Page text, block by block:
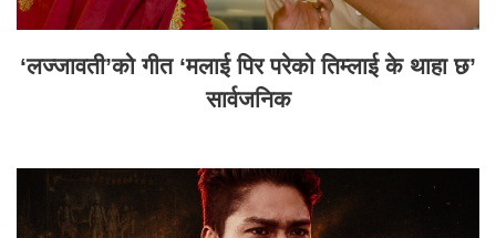
‘लज्जावती’को गीत ‘मलाई पिर परेको तिम्लाई के थाहा छ’
सार्वजनिक